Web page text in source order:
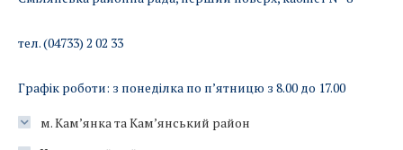
тел. (04733) 2 02 33
Графік роботи: з понеділка по п’ятницю з 8.00 до 17.00
м. Кам’янка та Кам’янський район